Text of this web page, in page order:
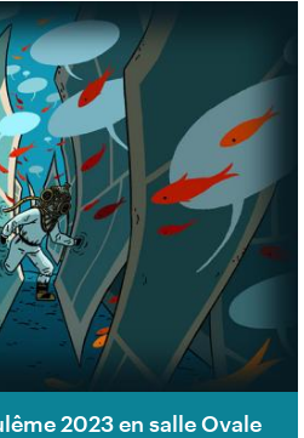
2023 en salle Ovale